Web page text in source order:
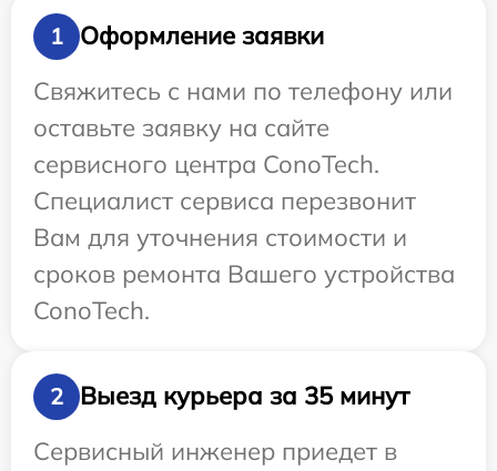
1
Оформление заявки
Свяжитесь с нами по телефону или
оставьте заявку на сайте
сервисного центра ConoTech.
Специалист сервиса перезвонит
Вам для уточнения стоимости и
сроков ремонта Вашего устройства
ConoTech.
2
Выезд курьера за 35 минут
Сервисный инженер приедет в